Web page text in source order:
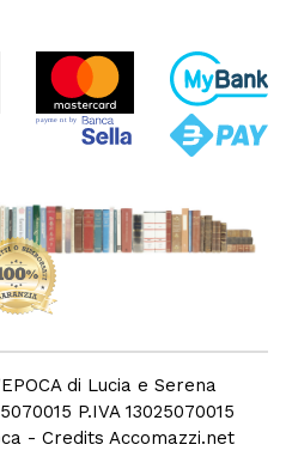
di Lucia e Serena
P.IVA 13025070015
- Credits Accomazzi.net